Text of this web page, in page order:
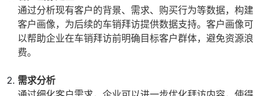
通过分析现有客户的背景、需求、购买行为等数据，构建
客户画像，为后续的车销拜访提供数据支持。客户画像可
以帮助企业在车销拜访前明确目标客户群体，避免资源浪
费。
需求分析